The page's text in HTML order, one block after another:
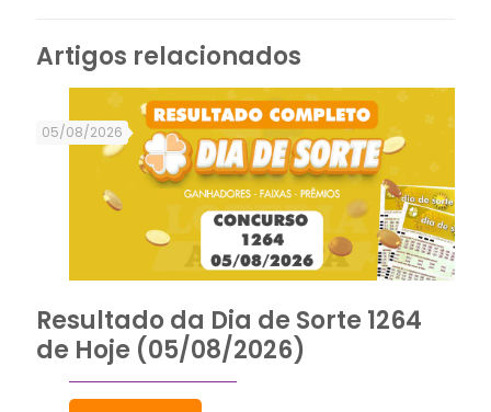
Artigos relacionados
05/08/2026
Resultado da Dia de Sorte 1264
de Hoje (05/08/2026)